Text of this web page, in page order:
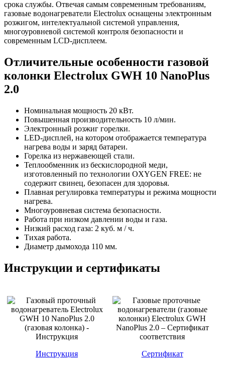
срока службы. Отвечая самым современным требованиям,
газовые водонагреватели Electrolux оснащены электронным
розжигом, интелектуальной системой управления,
многоуровневой системой контроля безопасности и
современным LCD-дисплеем.
Отличительные особенности газовой
колонки Electrolux GWH 10 NanoPlus
2.0
Номинальная мощность 20 кВт.
Повышенная производительность 10 л/мин.
Электронный розжиг горелки.
LED-дисплей, на котором отображается температура
нагрева воды и заряд батареи.
Горелка из нержавеющей стали.
Теплообменник из бескислородной меди,
изготовленный по технологии OXYGEN FREE: не
содержит свинец, безопасен для здоровья.
Плавная регулировка температуры и режима мощности
нагрева.
Многоуровневая система безопасности.
Работа при низком давлении воды и газа.
Низкий расход газа: 2 куб. м / ч.
Тихая работа.
Диаметр дымохода 110 мм.
Инструкции и сертификаты
Инструкция Сертификат